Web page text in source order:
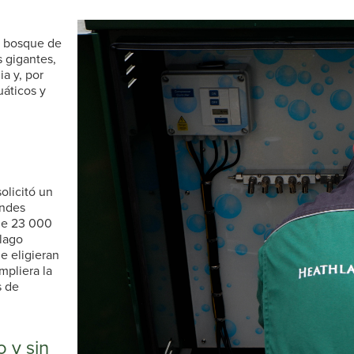
de
gigantes,
y, por
y
un
23 000
eligieran
la
de
y sin